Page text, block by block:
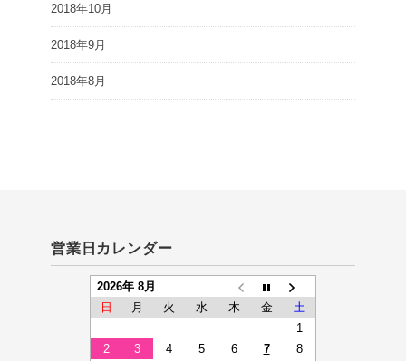
2018年10月
2018年9月
2018年8月
営業日カレンダー
2026年 8月
日
月 火 水 木 金
土
1
2
3 4 5 6 7
8